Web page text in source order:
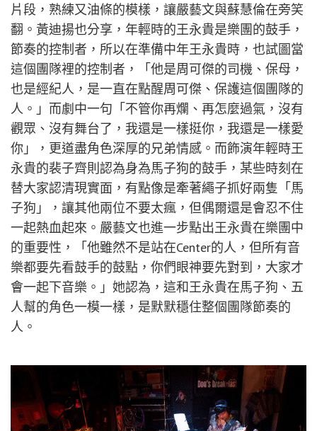
片段，熟練又油條的模樣，讓嚴藝文與蘇慧倫在旁笑
翻。黃迪揚也分享，年輕時的王永貴是樂團的鼓手，
節奏的控制者，所以在準備中年王永貴時，也試圖當
這個團隊裡的控制者，「他是周可傑的司機、保母，
也是經紀人，是一直在點醒周可傑、保護這個團隊的
人。」而劇中一句「不管你再爛、再怎麼過氣，沒有
觀眾、沒有舞台了，我還是一樣挺你，我還是一樣愛
你」，更道盡角色深厚的兄弟情感。而飾演年輕時王
永貴的裴子齊則認為身為馬子狗的鼓手，某些時刻在
替大家認清現實面，有點像是牽著繩子抓好兩隻「馬
子狗」，讓其他兩位不要太瘋，但偶爾還是會忍不住
一起熱血起來。嚴藝文也進一步點出王永貴在樂團中
的重要性，「他雖然不是站在Center的人，但所有音
樂都要先看鼓手的鼓點，你們眼神要先對到，大家才
會一起下音樂。」她認為，這和王永貴在馬子狗、五
人幫的角色一模一樣，是默默穩住整個團隊節奏的
人。